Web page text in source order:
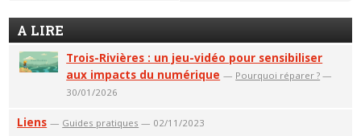
A LIRE
Trois-Rivières : un jeu-vidéo pour sensibiliser
aux impacts du numérique — Pourquoi réparer ? —
30/01/2026
Liens — Guides pratiques — 02/11/2023